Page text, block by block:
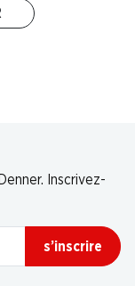
Inscrivez-
s’inscrire